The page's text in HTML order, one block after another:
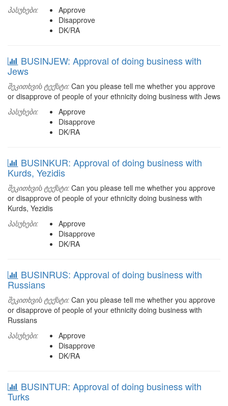
პასუხები:
Approve
Disapprove
DK/RA
BUSINJEW: Approval of doing business with
Jews
შეკითხვის ტექსტი: Can you please tell me whether you approve
or disapprove of people of your ethnicity doing business with Jews
პასუხები:
Approve
Disapprove
DK/RA
BUSINKUR: Approval of doing business with
Kurds, Yezidis
შეკითხვის ტექსტი: Can you please tell me whether you approve
or disapprove of people of your ethnicity doing business with
Kurds, Yezidis
პასუხები:
Approve
Disapprove
DK/RA
BUSINRUS: Approval of doing business with
Russians
შეკითხვის ტექსტი: Can you please tell me whether you approve
or disapprove of people of your ethnicity doing business with
Russians
პასუხები:
Approve
Disapprove
DK/RA
BUSINTUR: Approval of doing business with
Turks